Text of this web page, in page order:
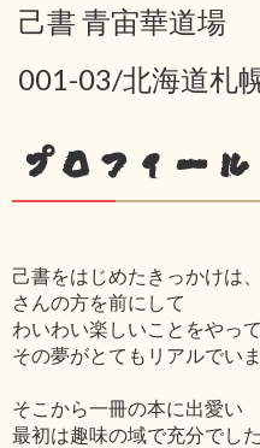
己書 青宙華道場
001-03/北海道札
プロフィール
己書をはじめたきっかけは
さんの方を前にして
わいわい楽しいことをやっ
その夢がとてもリアルでい
そこから一冊の本に出愛い
最初は趣味の域で充分でし